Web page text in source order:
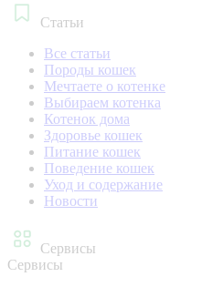
Статьи
Все статьи
Породы кошек
Мечтаете о котенке
Выбираем котенка
Котенок дома
Здоровье кошек
Питание кошек
Поведение кошек
Уход и содержание
Новости
Сервисы
Сервисы